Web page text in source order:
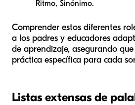
Ritmo, Sinónimo.
Comprender estos diferentes
a los padres y educadores
de aprendizaje, asegurando
práctica específica para cada
Listas extensas de